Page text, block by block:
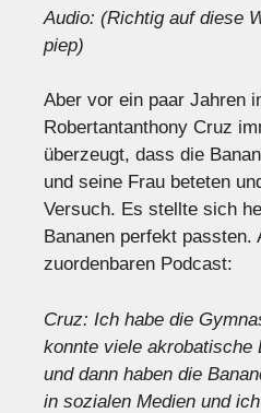
Audio: (Richtig auf diese
piep)
Aber vor ein paar Jahren
Robertantanthony Cruz
überzeugt, dass die
und seine Frau beteten
Versuch. Es stellte sich
Bananen perfekt passten.
zuordenbaren Podcast:
Cruz: Ich habe die
konnte viele akrobatische
und dann haben die
in sozialen Medien und